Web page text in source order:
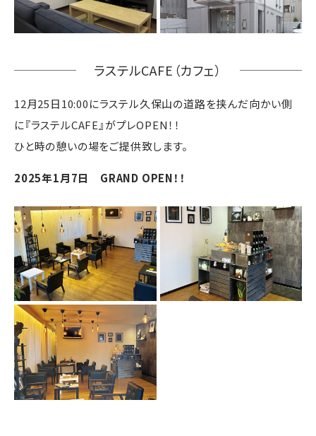
ラステルCAFE（カフェ）
12月25日10:00にラステル久保山の道路を挟んだ向かい側
に『ラステルCAFE』がプレOPEN！！
ひと時の憩いの場をご提供致します。
2025年1月7日 GRAND OPEN！！